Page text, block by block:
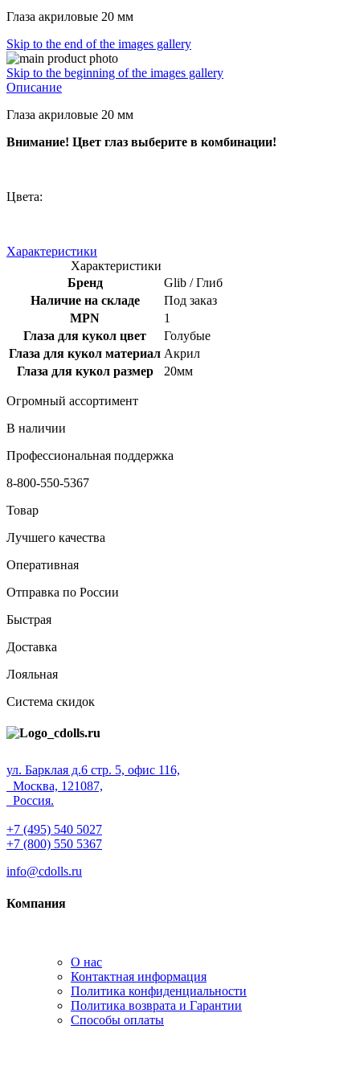
Глаза акриловые 20 мм
Skip to the end of the images gallery
Skip to the beginning of the images gallery
Описание
Глаза акриловые 20 мм
Внимание! Цвет глаз выберите в комбинации!
Цвета:
Характеристики
Характеристики
Бренд
Glib / Глиб
Наличие на складе
Под заказ
MPN
1
Глаза для кукол цвет
Голубые
Глаза для кукол материал Акрил
Глаза для кукол размер
20мм
Огромный ассортимент
В наличии
Профессиональная поддержка
8-800-550-5367
Товар
Лучшего качества
Оперативная
Отправка по России
Быстрая
Доставка
Лояльная
Система скидок
ул. Барклая д.6 стр. 5, офис 116,
Москва, 121087,
Россия.
+7 (495) 540 5027
+7 (800) 550 5367
info@cdolls.ru
Компания
О нас
Контактная информация
Политика конфиденциальности
Политика возврата и Гарантии
Способы оплаты